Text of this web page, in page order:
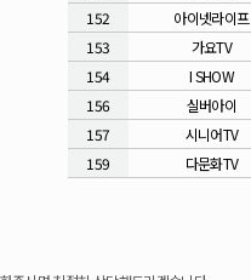
152
아이넷라이프
153
가요TV
154
I SHOW
156
실버아이
157
시니어TV
159
다문화TV